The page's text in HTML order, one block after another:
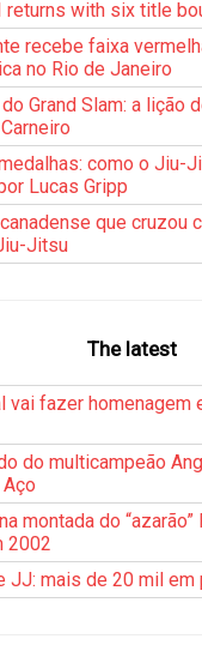
returns with six title
recebe faixa
no Rio de Janeiro
Grand Slam: a lição
como o Jiu-
Lucas Gripp
que cruzou
Jitsu
The latest
vai fazer homenagem
do multicampeão
montada do
2002
JJ: mais de 20 mil em